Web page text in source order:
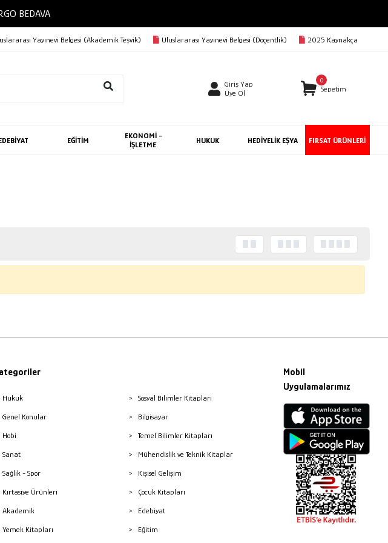
BEDAVA
Yayınevi Belgesi (Akademik Teşvik) Uluslararası Yayınevi Belgesi (Doçentlik) 2025 Kaynakça
Giriş Yap
Üye Ol
0
Sepetim
EĞİTİM
EKONOMİ -
İŞLETME
HUKUK HEDİYELİK EŞYA FIRSAT ÜRÜNLERİ
Hukuk
Genel Konular
Hobi
Sanat
Sağlık - Spor
Kırtasiye Ürünleri
Akademik
Yemek Kitapları
Sosyal Bilimler Kitapları
Bilgisayar
Temel Bilimler Kitapları
Mühendislik ve Teknik Kitaplar
Kişisel Gelişim
Çocuk Kitapları
Edebiyat
Eğitim
Mobil
Uygulamalarımız